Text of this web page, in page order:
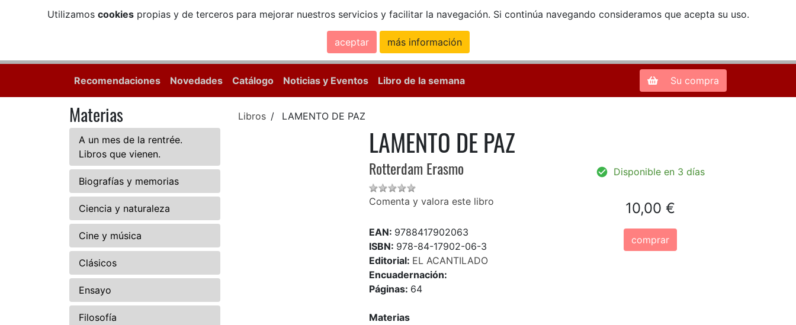
Utilizamos cookiespropias y de terceros para mejorar nuestros servicios y facilitar la navegación. Si continúa navegando consideramos que acepta su uso.
aceptar más información
Zona de Clientes
Recomendaciones Novedades Catálogo Noticias y Eventos Libro de la semana Su compra
Materias
A un mes de la rentrée.
Libros que vienen.
Biografías y memorias
Ciencia y naturaleza
Cine y música
Clásicos
Ensayo
Filosofía
Libros LAMENTO DE PAZ
LAMENTO DE PAZ
Rotterdam Erasmo
Comenta y valora este libro
EAN: 9788417902063
ISBN: 978-84-17902-06-3
Editorial: EL ACANTILADO
Encuadernación:
Páginas: 64
Materias
Disponible en 3 días
10,00 €
comprar